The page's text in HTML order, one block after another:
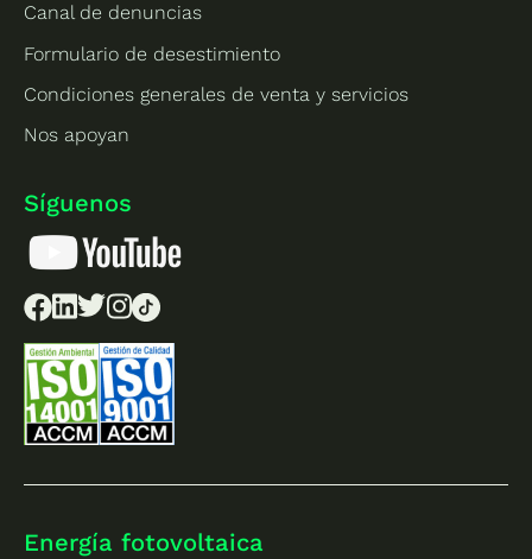
Canal de denuncias
Formulario de desestimiento
Condiciones generales de venta y servicios
Nos apoyan
Síguenos
Energía fotovoltaica